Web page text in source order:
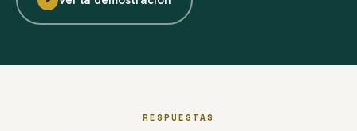
RESPUESTAS